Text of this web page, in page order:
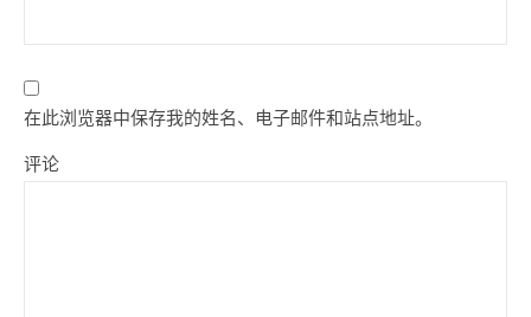
在此浏览器中保存我的姓名、电子邮件和站点地址。
评论